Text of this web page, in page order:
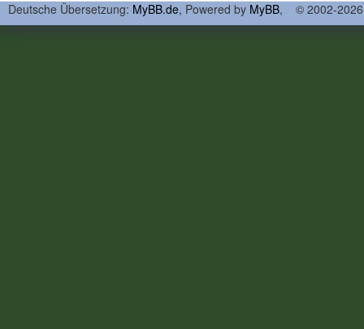
Deutsche Übersetzung: MyBB.de, Powered by MyBB, © 2002-